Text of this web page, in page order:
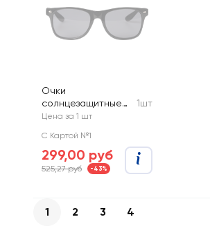
Очки
солнцезащитные
мужские CITY HOME
GLSSUN-002-MEN
1шт
Цена за 1 шт
С Картой №1
299,00 руб
525,27 руб -43%
1 2 3
4